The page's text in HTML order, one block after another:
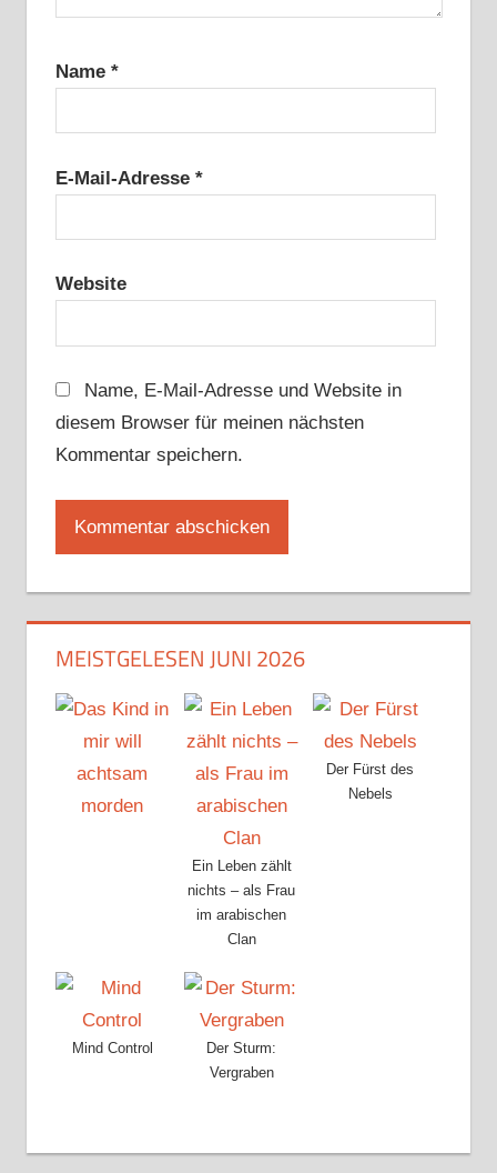
Name *
E-Mail-Adresse *
Website
Name, E-Mail-Adresse und Website in
diesem Browser für meinen nächsten
Kommentar speichern.
MEISTGELESEN JUNI 2026
Ein Leben zählt
nichts – als Frau
im arabischen
Clan
Der Fürst des
Nebels
Mind Control
Der Sturm:
Vergraben